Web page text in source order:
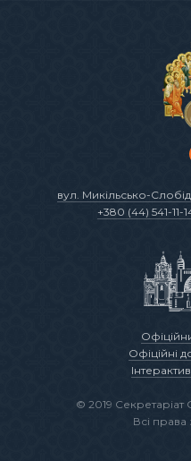
вул. Микільсько-
+380 (44) 541-11-
Офіційні
© 2019 Секретаріат
Всі